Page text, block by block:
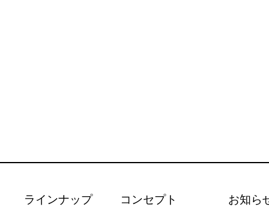
ラインナップ
コンセプト
お知ら